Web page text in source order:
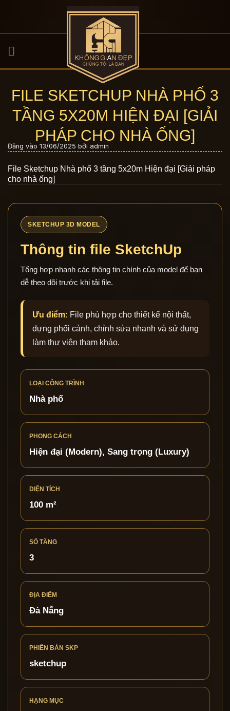
FILE SKETCHUP NHÀ PHỐ 3
TẦNG 5X20M HIỆN ĐẠI [GIẢI
PHÁP CHO NHÀ ỐNG]
Đăng vào 13/06/2025 bởi admin
File Sketchup Nhà phố 3 tầng 5x20m Hiện đại [Giải pháp
cho nhà ống]
SKETCHUP 3D MODEL
Thông tin file SketchUp
Tổng hợp nhanh các thông tin chính của model để bạn
dễ theo dõi trước khi tải file.
Ưu điểm: File phù hợp cho thiết kế nội thất,
dựng phối cảnh, chỉnh sửa nhanh và sử dụng
làm thư viện tham khảo.
LOẠI CÔNG TRÌNH
Nhà phố
PHONG CÁCH
Hiện đại (Modern), Sang trọng (Luxury)
DIỆN TÍCH
100 m²
SỐ TẦNG
3
ĐỊA ĐIỂM
Đà Nẵng
PHIÊN BẢN SKP
sketchup
HẠNG MỤC